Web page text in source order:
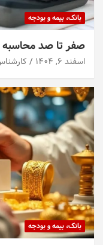
بانک، بیمه و بودجه
صفر تا صد محاسبه
اسفند ۶, ۱۴۰۴
بانک، بیمه و بودجه